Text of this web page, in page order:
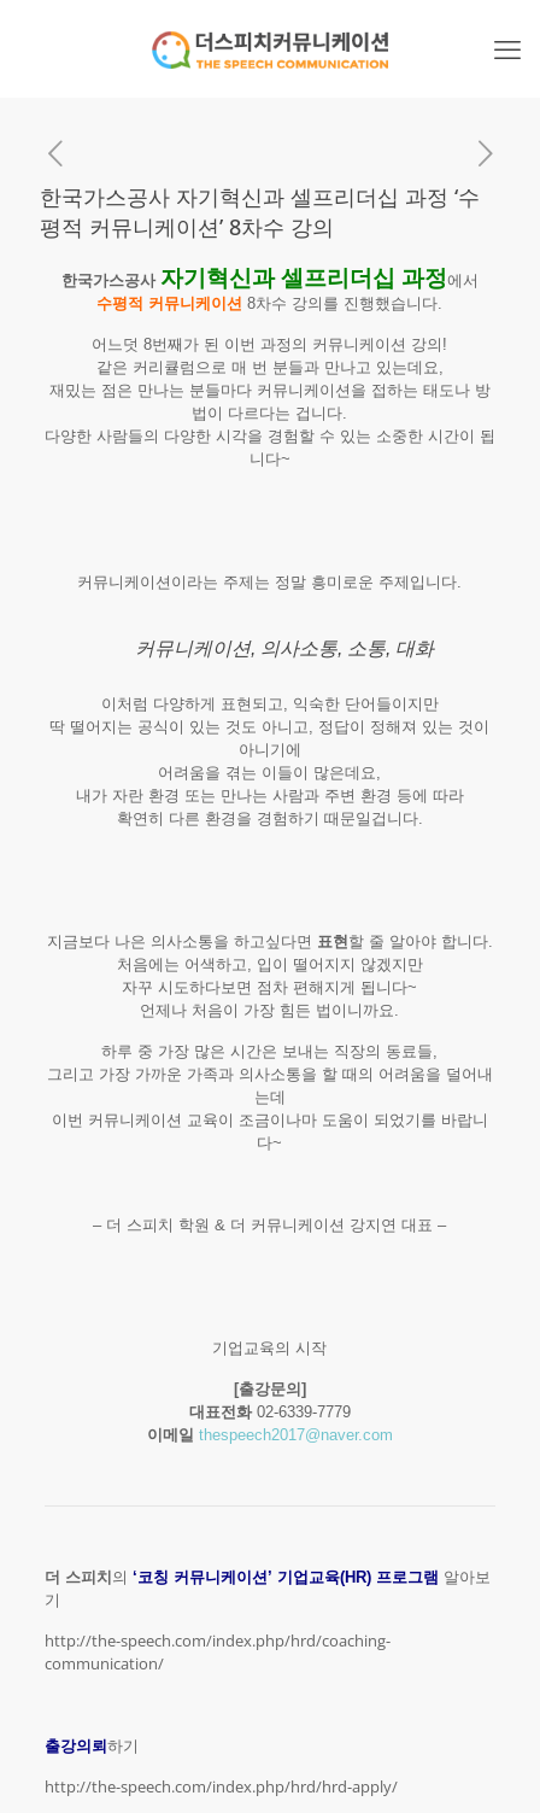
한국가스공사 자기혁신과 셀프리더십 과정 ‘수
평적 커뮤니케이션’ 8차수 강의
한국가스공사 자기혁신과 셀프리더십 과정에서
수평적 커뮤니케이션 8차수 강의를 진행했습니다.
어느덧 8번째가 된 이번 과정의 커뮤니케이션 강의!
같은 커리큘럼으로 매 번 분들과 만나고 있는데요,
재밌는 점은 만나는 분들마다 커뮤니케이션을 접하는 태도나 방
법이 다르다는 겁니다.
다양한 사람들의 다양한 시각을 경험할 수 있는 소중한 시간이 됩
니다~
커뮤니케이션이라는 주제는 정말 흥미로운 주제입니다.
커뮤니케이션, 의사소통, 소통, 대화
이처럼 다양하게 표현되고, 익숙한 단어들이지만
딱 떨어지는 공식이 있는 것도 아니고, 정답이 정해져 있는 것이
아니기에
어려움을 겪는 이들이 많은데요,
내가 자란 환경 또는 만나는 사람과 주변 환경 등에 따라
확연히 다른 환경을 경험하기 때문일겁니다.
지금보다 나은 의사소통을 하고싶다면 표현할 줄 알아야 합니다.
처음에는 어색하고, 입이 떨어지지 않겠지만
자꾸 시도하다보면 점차 편해지게 됩니다~
언제나 처음이 가장 힘든 법이니까요.
하루 중 가장 많은 시간은 보내는 직장의 동료들,
그리고 가장 가까운 가족과 의사소통을 할 때의 어려움을 덜어내
는데
이번 커뮤니케이션 교육이 조금이나마 도움이 되었기를 바랍니
다~
– 더 스피치 학원 & 더 커뮤니케이션 강지연 대표 –
기업교육의 시작
[출강문의]
대표전화02-6339-7779
이메일 thespeech2017@naver.com
더 스피치 의 ‘코칭 커뮤니케이션’ 기업교육(HR) 프로그램 알아보
기
http://the-speech.com/index.php/hrd/coaching-
communication/
출강의뢰 하기
http://the-speech.com/index.php/hrd/hrd-apply/